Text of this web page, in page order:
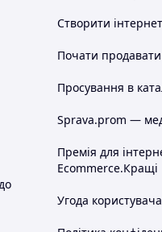
Створити
Почати
Просування в
Sprava.prom —
Премія для
Ecommerce.Кращі
Угода користувача